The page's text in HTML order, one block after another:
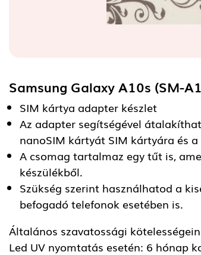
Samsung Galaxy A10s (SM-
SIM kártya adapter készlet
Az adapter segítségével
nanoSIM kártyát SIM kártyára és
A csomag tartalmaz egy tűt is,
készülékből.
Szükség szerint használhatod a
befogadó telefonok esetében is.
Általános szavatossági
Led UV nyomtatás esetén: 6 hónap